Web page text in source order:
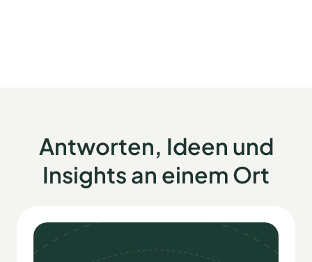
Antworten, Ideen und
Insights an einem Ort